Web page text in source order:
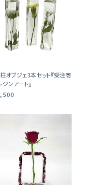
オブジェ3本セット『受注商
ジンアート』